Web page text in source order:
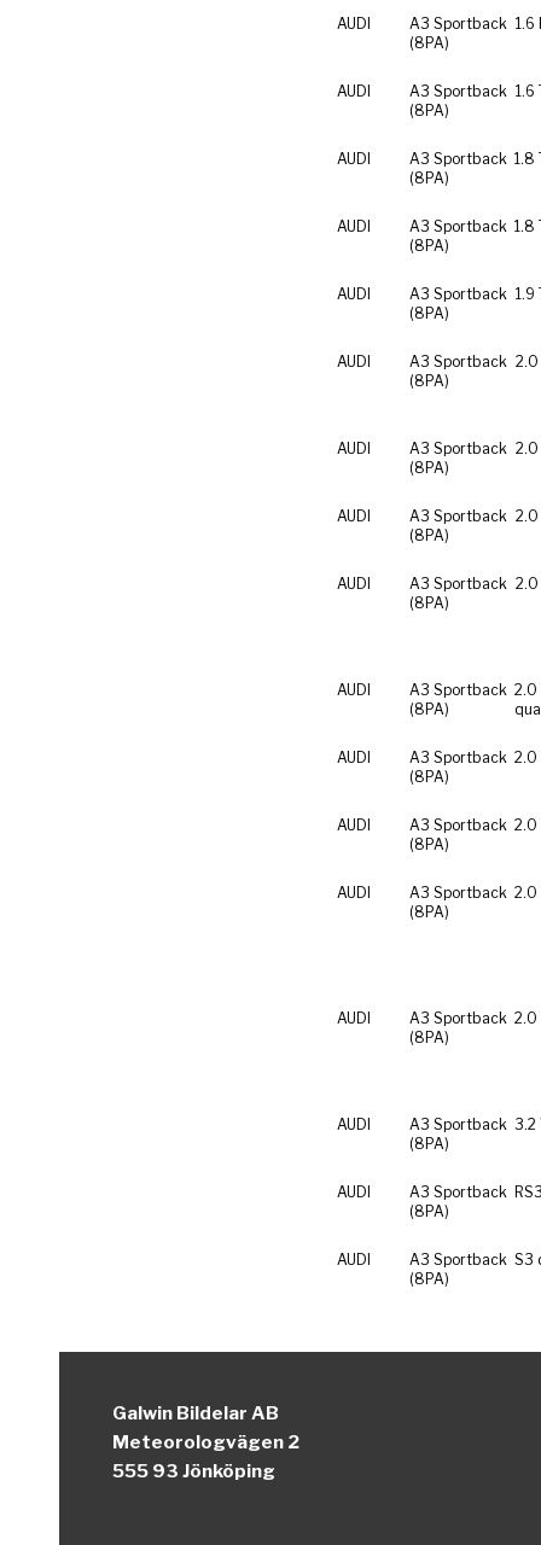
AUDI
A3 Sportback
(8PA)
1.6
AUDI
A3 Sportback
(8PA)
1.6
AUDI
A3 Sportback
(8PA)
1.8
AUDI
A3 Sportback
(8PA)
1.8
AUDI
A3 Sportback
(8PA)
1.9
AUDI
A3 Sportback
(8PA)
2.0
AUDI
A3 Sportback
(8PA)
2.0
AUDI
A3 Sportback
(8PA)
2.0
AUDI
A3 Sportback
(8PA)
2.0
AUDI
A3 Sportback
(8PA)
2.0
AUDI
A3 Sportback
(8PA)
2.0
AUDI
A3 Sportback
(8PA)
2.0
AUDI
A3 Sportback
(8PA)
2.0
AUDI
A3 Sportback
(8PA)
2.0
AUDI
A3 Sportback
(8PA)
3.2
AUDI
A3 Sportback
(8PA)
AUDI
A3 Sportback
(8PA)
S3
Galwin Bildelar AB
Meteorologvägen 2
555 93 Jönköping